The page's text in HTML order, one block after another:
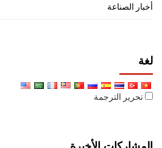
أخبار الصناعة
لغة
تحرير الترجمة